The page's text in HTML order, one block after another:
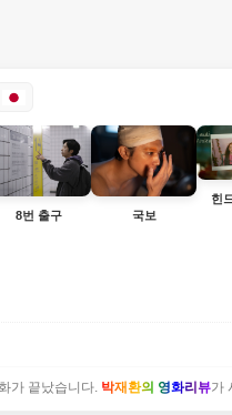
8번 출구 국보
힌
가 끝났습니다. 박재환의 영화리뷰가